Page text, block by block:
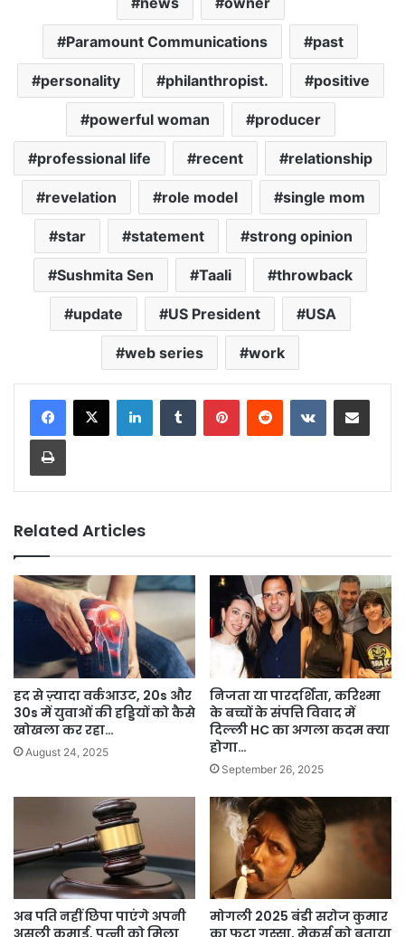
Paramount Communications past
personality philanthropist. positive
powerful woman producer
professional life recent relationship
revelation role model single mom
star statement strong opinion
Sushmita Sen Taali throwback
update US President USA
web series work
LinkedInTumblr PinterestReddit VKontakteShare via Email
Print
Related Articles
हद से ज़्यादा वर्कआउट, 20s और
30s में युवाओं की हड्डियों को कैसे
खोखला कर रहा…
August 24, 2025
निजता या पारदर्शिता, करिश्मा
के बच्चों के संपत्ति विवाद में
दिल्ली HC का अगला कदम क्या
होगा…
September 26, 2025
अब पति नहीं छिपा पाएंगे अपनी
असली कमाई, पत्नी को मिला
मोगली 2025 बंडी सरोज कुमार
का फूटा गुस्सा, मेकर्स को बताया